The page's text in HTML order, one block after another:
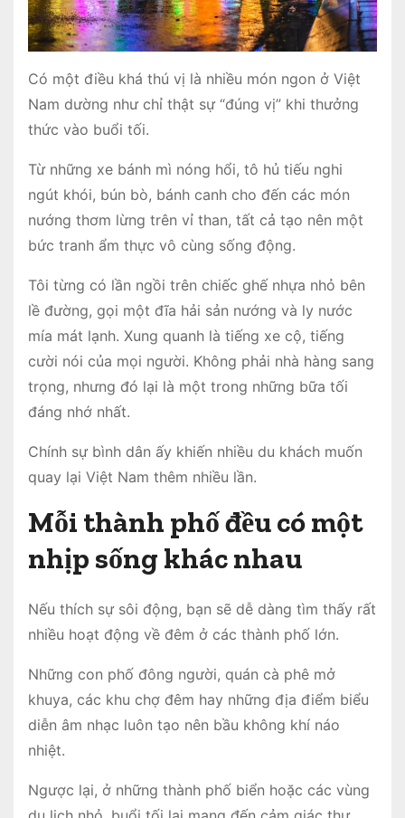
Có một điều khá thú vị là nhiều món ngon ở Việt
Nam dường như chỉ thật sự “đúng vị” khi thưởng
thức vào buổi tối.
Từ những xe bánh mì nóng hổi, tô hủ tiếu nghi
ngút khói, bún bò, bánh canh cho đến các món
nướng thơm lừng trên vỉ than, tất cả tạo nên một
bức tranh ẩm thực vô cùng sống động.
Tôi từng có lần ngồi trên chiếc ghế nhựa nhỏ bên
lề đường, gọi một đĩa hải sản nướng và ly nước
mía mát lạnh. Xung quanh là tiếng xe cộ, tiếng
cười nói của mọi người. Không phải nhà hàng sang
trọng, nhưng đó lại là một trong những bữa tối
đáng nhớ nhất.
Chính sự bình dân ấy khiến nhiều du khách muốn
quay lại Việt Nam thêm nhiều lần.
Mỗi thành phố đều có một
nhịp sống khác nhau
Nếu thích sự sôi động, bạn sẽ dễ dàng tìm thấy rất
nhiều hoạt động về đêm ở các thành phố lớn.
Những con phố đông người, quán cà phê mở
khuya, các khu chợ đêm hay những địa điểm biểu
diễn âm nhạc luôn tạo nên bầu không khí náo
nhiệt.
Ngược lại, ở những thành phố biển hoặc các vùng